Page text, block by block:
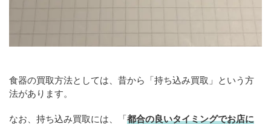
食器の買取方法としては、昔から「持ち込み買取」という方
法があります。
なお、持ち込み買取には、「都合の良いタイミングでお店に